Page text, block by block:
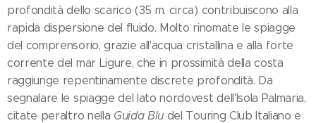
profondità dello scarico (35 m. circa) contribuiscono alla
rapida dispersione del fluido. Molto rinomate le spiagge
del comprensorio, grazie all'acqua cristallina e alla forte
corrente del mar Ligure, che in prossimità della costa
raggiunge repentinamente discrete profondità. Da
segnalare le spiagge del lato nordovest dell'Isola Palmaria,
citate peraltro nella Guida Blu del Touring Club Italiano e